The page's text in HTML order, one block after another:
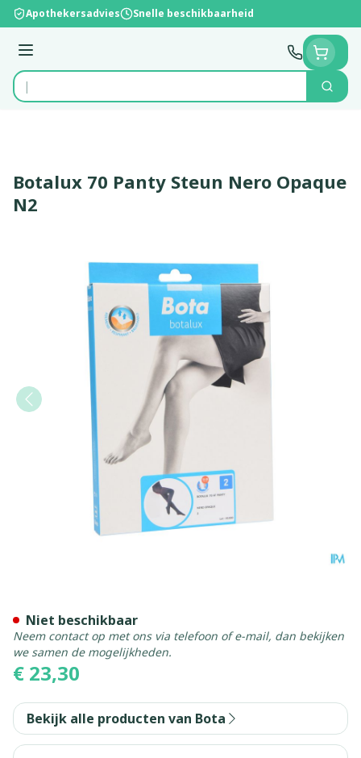
Ga naar de inhoud
Apothekersadvies Snelle beschikbaarheid
Menu
Product, merk, categorie...
Zoek
Botalux 70 Panty Steun Nero Opaque
N2
€ 23,30
Niet beschikbaar
Neem contact op met ons via telefoon of e-mail, dan bekijken
we samen de mogelijkheden.
Bekijk alle producten van Bota